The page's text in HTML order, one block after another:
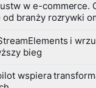
w e-commerce.
od branży rozrywki
i
bieg
wspiera